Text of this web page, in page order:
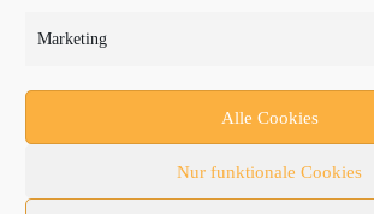
Marketing
Alle Cookies
Nur funktionale Cookies
Nutzfahrzeuge